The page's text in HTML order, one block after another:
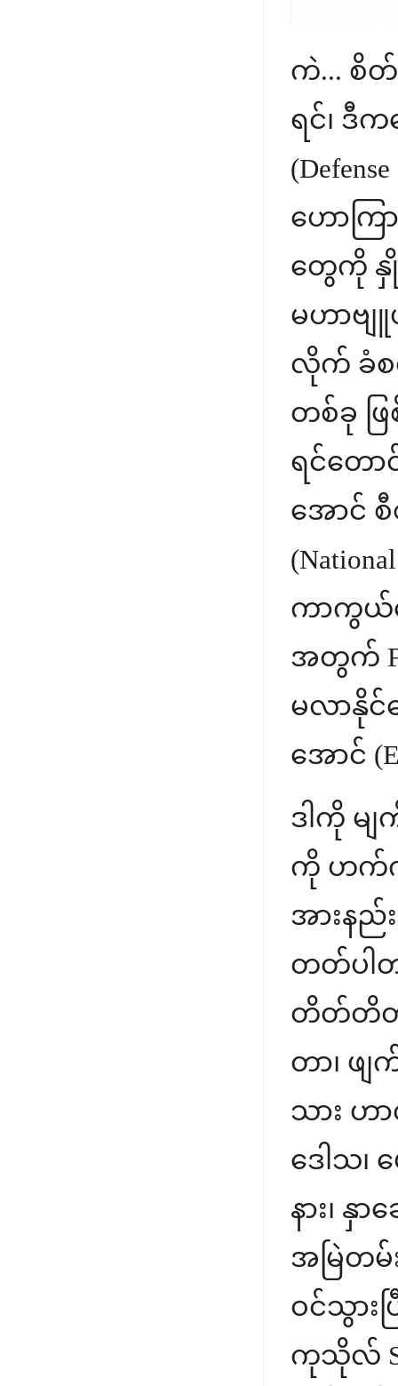
ကဲ... စိတ်
ရင်၊ ဒီ
ဟောကြ
တွေကို နှို
မဟာဗျူဟ
လိုက် ခံစ
တစ်ခု ဖ
ရင်တေ
အောင်
ကာကွယ်ရ
အတွက်
မလာနိုင်
အောင်
ဒါကို မ
ကို ဟက်က
အားနည်
တတ်ပါတ
တိတ်တိတ်
တာ၊ ဖ
သား ဟ
ဒေါသ
နား၊ နှ
အမြဲတမ်
ဝင်သွား
ကုသိုလ်